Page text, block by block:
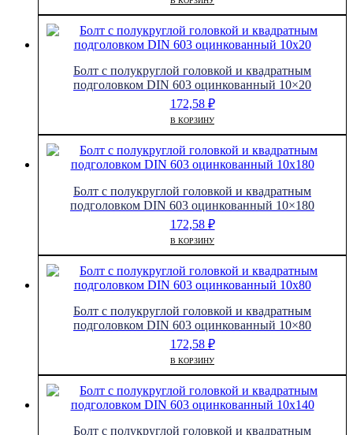
Болт с полукруглой головкой и квадратным
подголовком DIN 603 оцинкованный 10×20
172,58 ₽
В КОРЗИНУ
Болт с полукруглой головкой и квадратным
подголовком DIN 603 оцинкованный 10×180
172,58 ₽
В КОРЗИНУ
Болт с полукруглой головкой и квадратным
подголовком DIN 603 оцинкованный 10×80
172,58 ₽
В КОРЗИНУ
Болт с полукруглой головкой и квадратным